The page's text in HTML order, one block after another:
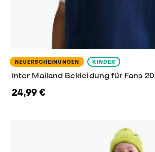
NEUERSCHEINUNGEN KINDER
24,99 €